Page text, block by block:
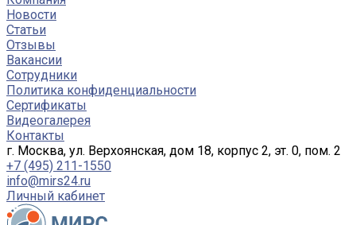
Новости
Статьи
Отзывы
Вакансии
Сотрудники
Политика конфиденциальности
Сертификаты
Видеогалерея
Контакты
г. Москва, ул. Верхоянская, дом 18, корпус 2, эт. 0, пом. 2
+7 (495) 211-1550
info@mirs24.ru
Личный кабинет